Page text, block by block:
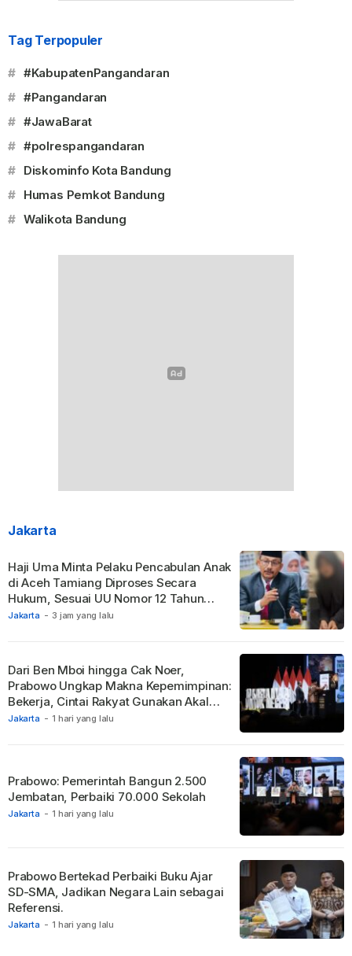
Tag Terpopuler
# #KabupatenPangandaran
# #Pangandaran
# #JawaBarat
# #polrespangandaran
# Diskominfo Kota Bandung
# Humas Pemkot Bandung
# Walikota Bandung
Jakarta
Jakarta - 3 jam yang lalu
Haji Uma Minta Pelaku Pencabulan Anak
di Aceh Tamiang Diproses Secara
Hukum, Sesuai UU Nomor 12 Tahun
2022 Tentang TPKS
Jakarta - 1 hari yang lalu
Dari Ben Mboi hingga Cak Noer,
Prabowo Ungkap Makna Kepemimpinan:
Bekerja, Cintai Rakyat Gunakan Akal
Sehat.
Jakarta - 1 hari yang lalu
Prabowo: Pemerintah Bangun 2.500
Jembatan, Perbaiki 70.000 Sekolah
Jakarta - 1 hari yang lalu
Prabowo Bertekad Perbaiki Buku Ajar
SD-SMA, Jadikan Negara Lain sebagai
Referensi.